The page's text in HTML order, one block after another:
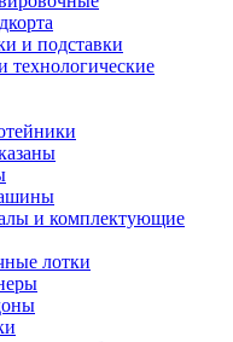
и подставки
технологические
и комплектующие
лотки